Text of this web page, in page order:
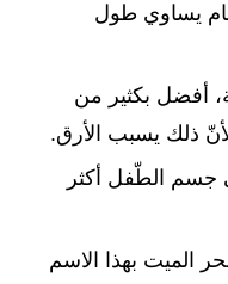
يساوي طول
أفضل بكثير من
ذلك يسبب الأرق.
جسم الطّفل أكثر
الميت بهذا الاسم